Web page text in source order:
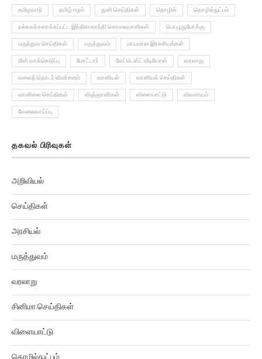
தமிழநாடு தமிழ் ஈழம் துளி செய்திகள் தொழில் தொழில்நுட்பம்
நல்லவர்களாக்கப்பட்ட இந்திராகாந்தி கொலையாளிகள் பொழுதுபோக்கு
மருத்துவ செய்திகள் மருத்துவம் மாயமான இரகசியங்கள்
மின் வாக்கெடுப்பு மோட்டார் லேட்டெஸ்ட் வீடியோஸ் வரலாறு
வலைத் தொடர் விமர்சனம் வானியல் வானியல் செய்திகள்
வானிலை செய்திகள் விஞ்ஞானிகள் விளையாட்டு விவசாயம்
வேலைவாய்ப்பு
தகவல் பிரிவுகள்
அறிவியல்
செய்திகள்
அரசியல்
மருத்துவம்
வரலாறு
சினிமா செய்திகள்
விளையாட்டு